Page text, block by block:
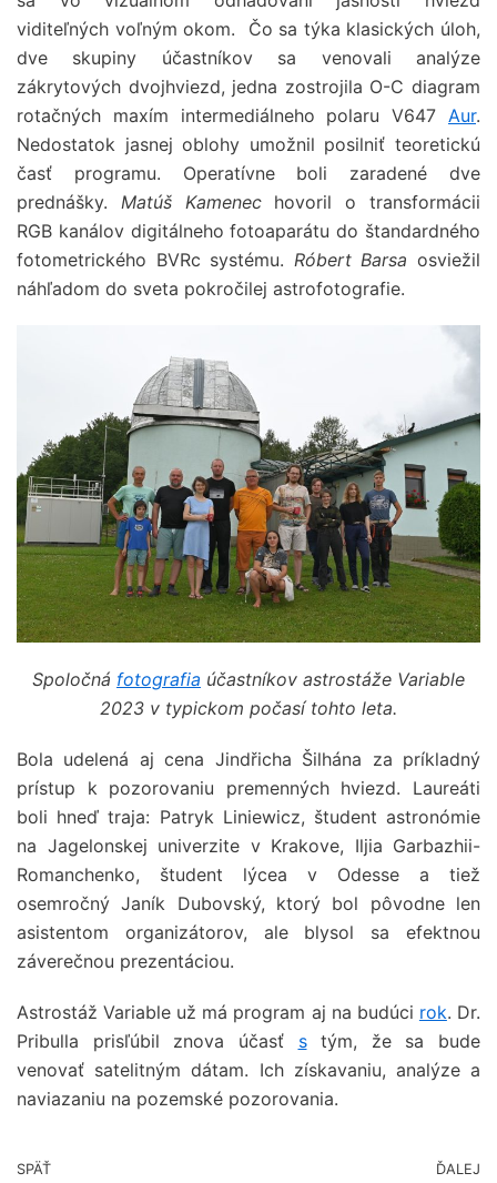
viditeľných voľným okom. Čo sa týka klasických úloh,
dve skupiny účastníkov sa venovali analýze
zákrytových dvojhviezd, jedna zostrojila O-C diagram
rotačných maxím intermediálneho polaru V647 Aur.
Nedostatok jasnej oblohy umožnil posilniť teoretickú
časť programu. Operatívne boli zaradené dve
prednášky. Matúš Kamenechovoril o transformácii
RGB kanálov digitálneho fotoaparátu do štandardného
fotometrického BVRc systému. Róbert Barsa osviežil
náhľadom do sveta pokročilej astrofotografie.
Spoločná fotografia účastníkov astrostáže Variable
2023 v typickom počasí tohto leta.
Bola udelená aj cena Jindřicha Šilhána za príkladný
prístup k pozorovaniu premenných hviezd. Laureáti
boli hneď traja: Patryk Liniewicz, študent astronómie
na Jagelonskej univerzite v Krakove, Iljia Garbazhii-
Romanchenko, študent lýcea v Odesse a tiež
osemročný Janík Dubovský, ktorý bol pôvodne len
asistentom organizátorov, ale blysol sa efektnou
záverečnou prezentáciou.
Astrostáž Variable už má program aj na budúci rok. Dr.
Pribulla prisľúbil znova účasť stým, že sa bude
venovať satelitným dátam. Ich získavaniu, analýze a
naviazaniu na pozemské pozorovania.
SPÄŤ ĎALEJ